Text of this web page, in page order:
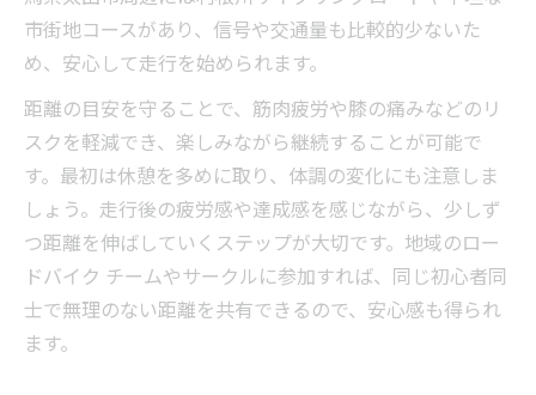
市街地コースがあり、信号や交通量も比較的少ないた
め、安心して走行を始められます。
距離の目安を守ることで、筋肉疲労や膝の痛みなどのリ
スクを軽減でき、楽しみながら継続することが可能で
す。最初は休憩を多めに取り、体調の変化にも注意しま
しょう。走行後の疲労感や達成感を感じながら、少しず
つ距離を伸ばしていくステップが大切です。地域のロー
ドバイク チームやサークルに参加すれば、同じ初心者同
士で無理のない距離を共有できるので、安心感も得られ
ます。